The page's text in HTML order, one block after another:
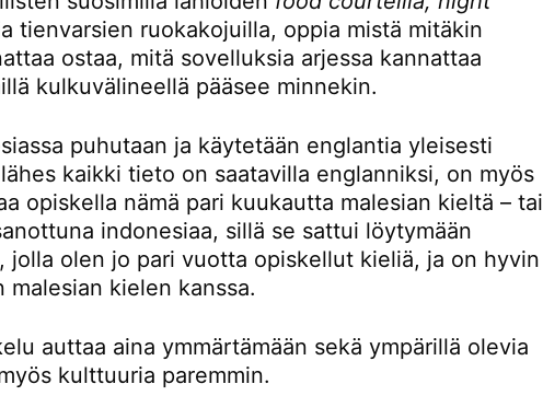
tienvarsien ruokakojuilla, oppia mistä mitäkin
ostaa, mitä sovelluksia arjessa kannattaa
kulkuvälineellä pääsee minnekin.
puhutaan ja käytetään englantia yleisesti
kaikki tieto on saatavilla englanniksi, on myös
opiskella nämä pari kuukautta malesian kieltä – tai
indonesiaa, sillä se sattui löytymään
jolla olen jo pari vuotta opiskellut kieliä, ja on hyvin
malesian kielen kanssa.
auttaa aina ymmärtämään sekä ympärillä olevia
kulttuuria paremmin.